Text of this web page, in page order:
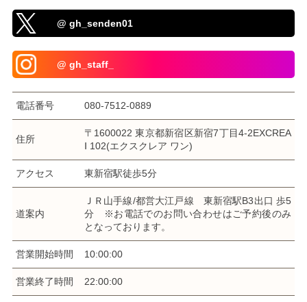
@ gh_senden01
@ gh_staff_
電話番号 080-7512-0889
住所
〒1600022 東京都新宿区新宿7丁目4-2EXCREA
Ⅰ 102(エクスクレア ワン)
アクセス 東新宿駅徒歩5分
道案内
ＪＲ山手線/都営大江戸線 東新宿駅B3出口 歩5
分 ※お電話でのお問い合わせはご予約後のみ
となっております。
営業開始時間 10:00:00
営業終了時間 22:00:00